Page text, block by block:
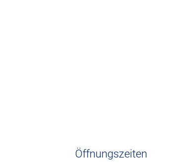
Öffnungszeiten